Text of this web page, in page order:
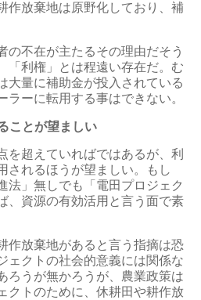
作放棄地は原野化しており、補
の不在が主たるその理由だそう
「利権」とは程遠い存在だ。む
大量に補助金が投入されている
ーに転用する事はできない。
ことが望ましい
を超えていればではあるが、利
されるほうが望ましい。もし
法」無しでも「電田プロジェク
、資源の有効活用と言う面で素
作放棄地があると言う指摘は恐
ェクトの社会的意義には関係な
ろうが無かろうが、農業政策は
クトのために、休耕田や耕作放